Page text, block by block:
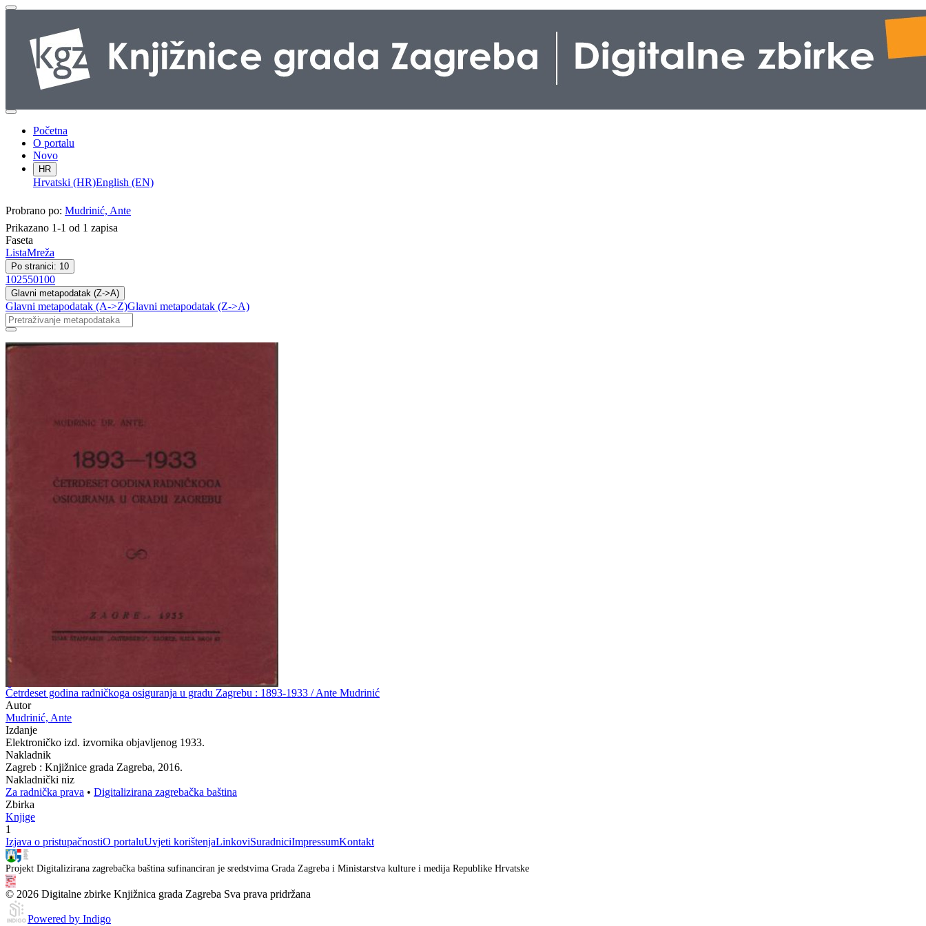
Početna
O portalu
Novo
HR
Hrvatski (HR)English (EN)
Probrano po: Mudrinić, Ante
Prikazano 1-1 od 1 zapisa
Faseta
ListaMreža
Po stranici: 10
102550100
Glavni metapodatak (Z->A)
Glavni metapodatak (A->Z)Glavni metapodatak (Z->A)
Četrdeset godina radničkoga osiguranja u gradu Zagrebu : 1893-1933 / Ante Mudrinić
Autor
Mudrinić, Ante
Izdanje
Elektroničko izd. izvornika objavljenog 1933.
Nakladnik
Zagreb : Knjižnice grada Zagreba, 2016.
Nakladnički niz
Za radnička prava • Digitalizirana zagrebačka baština
Zbirka
Knjige
1
Izjava o pristupačnostiO portaluUvjeti korištenjaLinkoviSuradniciImpressumKontakt
Projekt Digitalizirana zagrebačka baština sufinanciran je sredstvima Grada Zagreba i Ministarstva kulture i medija Republike Hrvatske
© 2026 Digitalne zbirke Knjižnica grada Zagreba Sva prava pridržana
Powered by Indigo